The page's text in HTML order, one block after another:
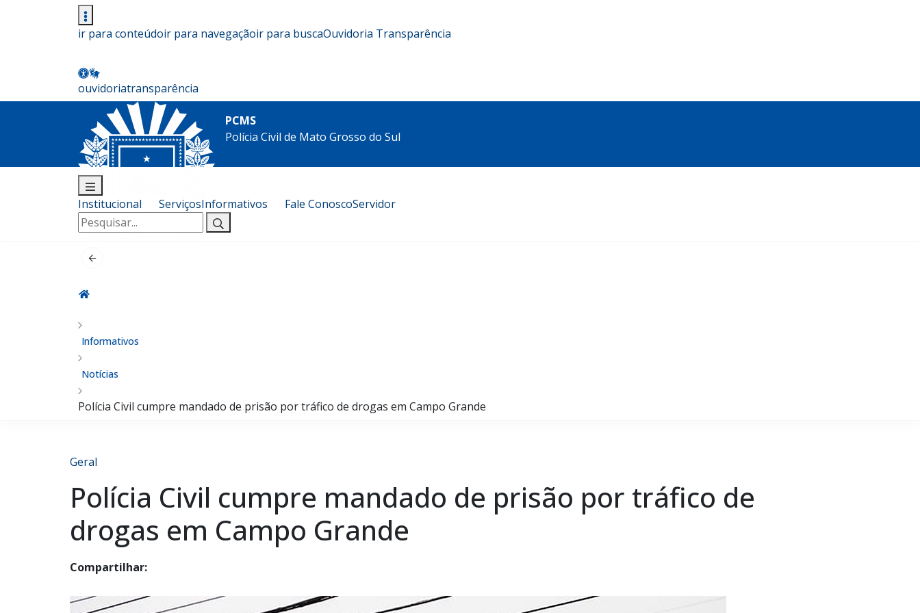
ir para conteúdoir para navegaçãoir para buscaOuvidoria Transparência
ouvidoriatransparência
PCMS
Polícia Civil de Mato Grosso do Sul
Institucional ServiçosInformativos Fale ConoscoServidor
Pesquisar
por:
Informativos
Notícias
Polícia Civil cumpre mandado de prisão por tráfico de drogas em Campo Grande
Geral
Polícia Civil cumpre mandado de prisão por tráfico de
drogas em Campo Grande
Compartilhar: